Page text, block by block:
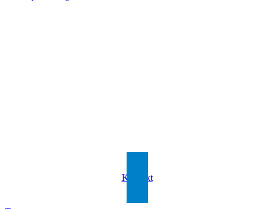
Kontakt